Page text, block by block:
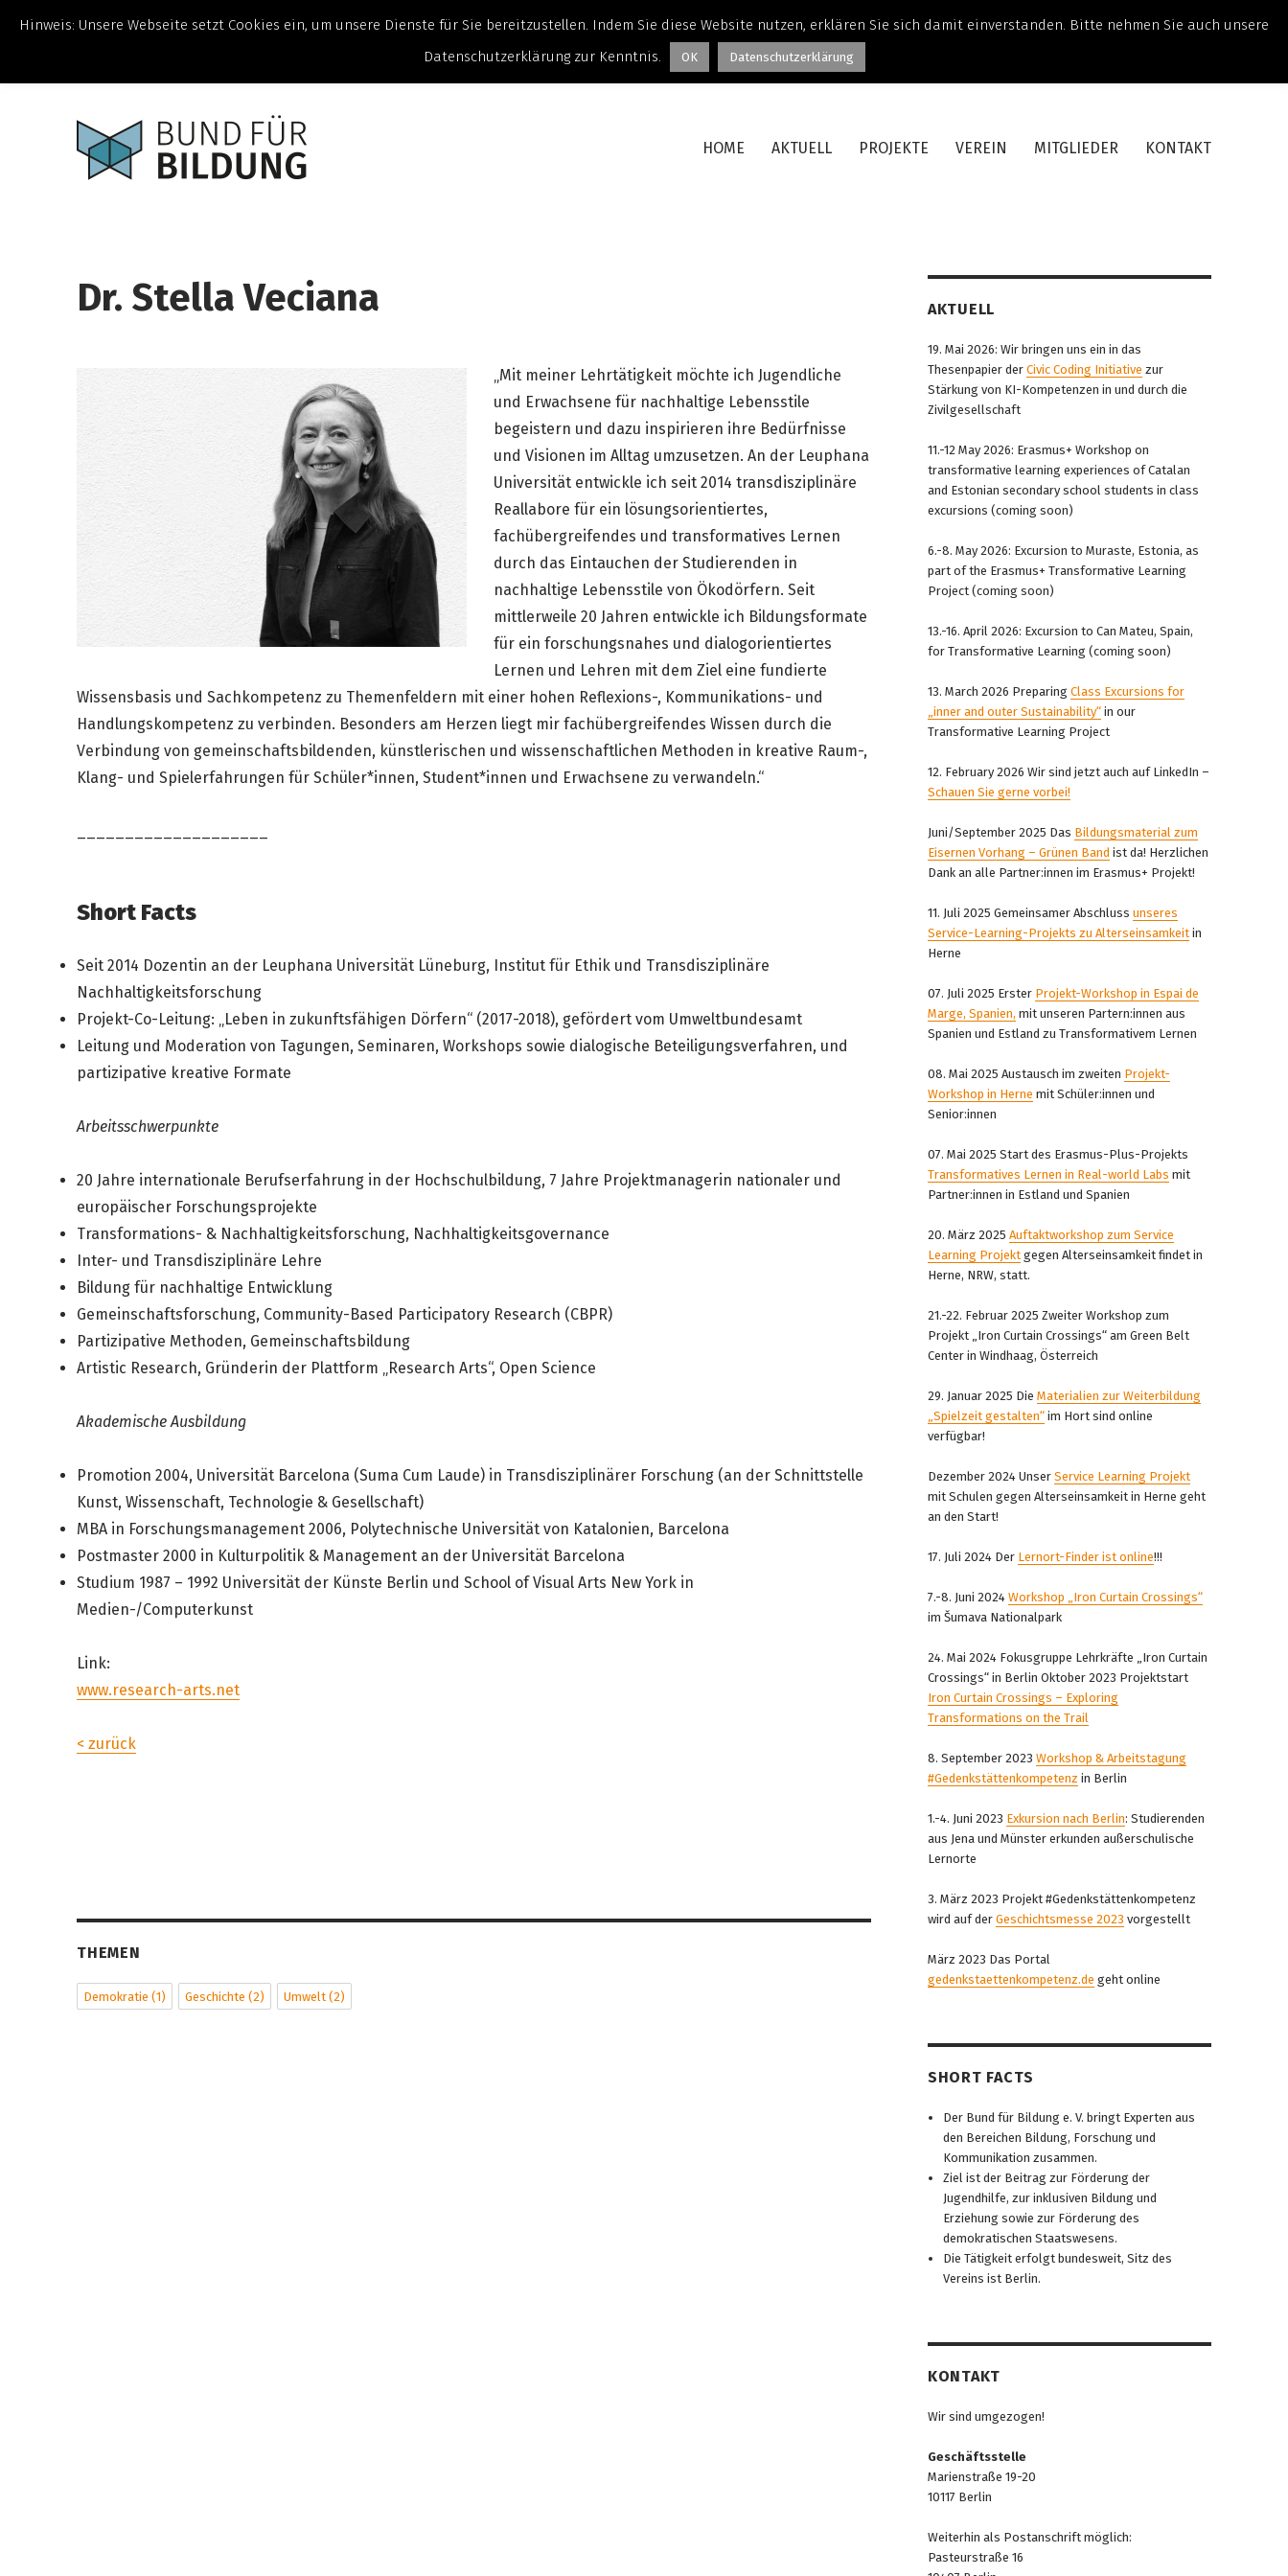
HOME AKTUELL PROJEKTE VEREIN MITGLIEDER KONTAKT
Dr. Stella Veciana
„Mit meiner Lehrtätigkeit möchte ich Jugendliche
und Erwachsene für nachhaltige Lebensstile
begeistern und dazu inspirieren ihre Bedürfnisse
und Visionen im Alltag umzusetzen. An der Leuphana
Universität entwickle ich seit 2014 transdisziplinäre
Reallabore für ein lösungsorientiertes,
fachübergreifendes und transformatives Lernen
durch das Eintauchen der Studierenden in
nachhaltige Lebensstile von Ökodörfern. Seit
mittlerweile 20 Jahren entwickle ich Bildungsformate
für ein forschungsnahes und dialogorientiertes
Lernen und Lehren mit dem Ziel eine fundierte
Wissensbasis und Sachkompetenz zu Themenfeldern mit einer hohen Reflexions-, Kommunikations- und
Handlungskompetenz zu verbinden. Besonders am Herzen liegt mir fachübergreifendes Wissen durch die
Verbindung von gemeinschaftsbildenden, künstlerischen und wissenschaftlichen Methoden in kreative Raum-,
Klang- und Spielerfahrungen für Schüler*innen, Student*innen und Erwachsene zu verwandeln.“
Short Facts
Seit 2014 Dozentin an der Leuphana Universität Lüneburg, Institut für Ethik und Transdisziplinäre
Nachhaltigkeitsforschung
Projekt-Co-Leitung: „Leben in zukunftsfähigen Dörfern“ (2017-2018), gefördert vom Umweltbundesamt
Leitung und Moderation von Tagungen, Seminaren, Workshops sowie dialogische Beteiligungsverfahren, und
partizipative kreative Formate
Arbeitsschwerpunkte
20 Jahre internationale Berufserfahrung in der Hochschulbildung, 7 Jahre Projektmanagerin nationaler und
europäischer Forschungsprojekte
Transformations- & Nachhaltigkeitsforschung, Nachhaltigkeitsgovernance
Inter- und Transdisziplinäre Lehre
Bildung für nachhaltige Entwicklung
Gemeinschaftsforschung, Community-Based Participatory Research (CBPR)
Partizipative Methoden, Gemeinschaftsbildung
Artistic Research, Gründerin der Plattform „Research Arts“, Open Science
Akademische Ausbildung
Promotion 2004, Universität Barcelona (Suma Cum Laude) in Transdisziplinärer Forschung (an der Schnittstelle
Kunst, Wissenschaft, Technologie & Gesellschaft)
MBA in Forschungsmanagement 2006, Polytechnische Universität von Katalonien, Barcelona
Postmaster 2000 in Kulturpolitik & Management an der Universität Barcelona
Studium 1987 – 1992 Universität der Künste Berlin und School of Visual Arts New York in
Medien-/Computerkunst
Link:
www.research-arts.net
< zurück
THEMEN
Demokratie (1) Geschichte (2) Umwelt (2)
AKTUELL
19. Mai 2026: Wir bringen uns ein in das
Thesenpapier der Civic Coding Initiative zur
Stärkung von KI-Kompetenzen in und durch die
Zivilgesellschaft
11.-12 May 2026: Erasmus+ Workshop on
transformative learning experiences of Catalan
and Estonian secondary school students in class
excursions (coming soon)
6.-8. May 2026: Excursion to Muraste, Estonia, as
part of the Erasmus+ Transformative Learning
Project (coming soon)
13.-16. April 2026: Excursion to Can Mateu, Spain,
for Transformative Learning (coming soon)
13. March 2026 Preparing Class Excursions for
„inner and outer Sustainability“in our
Transformative Learning Project
12. February 2026 Wir sind jetzt auch auf LinkedIn –
Schauen Sie gerne vorbei!
Juni/September 2025 Das Bildungsmaterial zum
Eisernen Vorhang – Grünen Band ist da! Herzlichen
Dank an alle Partner:innen im Erasmus+ Projekt!
11. Juli 2025 Gemeinsamer Abschluss unseres
Service-Learning-Projekts zu Alterseinsamkeitin
Herne
07. Juli 2025 Erster Projekt-Workshop in Espai de
Marge, Spanien, mit unseren Partern:innen aus
Spanien und Estland zu Transformativem Lernen
08. Mai 2025 Austausch im zweiten Projekt-
Workshop in Herne mit Schüler:innen und
Senior:innen
07. Mai 2025 Start des Erasmus-Plus-Projekts
Transformatives Lernen in Real-world Labs mit
Partner:innen in Estland und Spanien
20. März 2025 Auftaktworkshop zum Service
Learning Projektgegen Alterseinsamkeit findet in
Herne, NRW, statt.
21.-22. Februar 2025 Zweiter Workshop zum
Projekt „Iron Curtain Crossings“ am Green Belt
Center in Windhaag, Österreich
29. Januar 2025 Die Materialien zur Weiterbildung
„Spielzeit gestalten“im Hort sind online
verfügbar!
Dezember 2024 Unser Service Learning Projekt
mit Schulen gegen Alterseinsamkeit in Herne geht
an den Start!
17. Juli 2024 Der Lernort-Finder ist online!!!
7.-8. Juni 2024 Workshop „Iron Curtain Crossings“
im Šumava Nationalpark
24. Mai 2024 Fokusgruppe Lehrkräfte „Iron Curtain
Crossings“ in Berlin Oktober 2023 Projektstart
Iron Curtain Crossings – Exploring
Transformations on the Trail
8. September 2023 Workshop & Arbeitstagung
#Gedenkstättenkompetenz in Berlin
1.-4. Juni 2023 Exkursion nach Berlin: Studierenden
aus Jena und Münster erkunden außerschulische
Lernorte
3. März 2023 Projekt #Gedenkstättenkompetenz
wird auf der Geschichtsmesse 2023 vorgestellt
März 2023 Das Portal
gedenkstaettenkompetenz.de geht online
SHORT FACTS
Der Bund für Bildung e. V. bringt Experten aus
den Bereichen Bildung, Forschung und
Kommunikation zusammen.
Ziel ist der Beitrag zur Förderung der
Jugendhilfe, zur inklusiven Bildung und
Erziehung sowie zur Förderung des
demokratischen Staatswesens.
Die Tätigkeit erfolgt bundesweit, Sitz des
Vereins ist Berlin.
KONTAKT
Wir sind umgezogen!
Geschäftsstelle
Marienstraße 19-20
10117 Berlin
Weiterhin als Postanschrift möglich:
Pasteurstraße 16
Hinweis: Unsere Webseite setzt Cookies ein, um unsere Dienste für Sie bereitzustellen. Indem Sie diese Website nutzen, erklären Sie sich damit einverstanden. Bitte nehmen Sie auch unsere
Datenschutzerklärung zur Kenntnis.
OK Datenschutzerklärung